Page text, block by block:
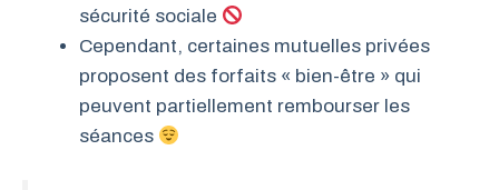
sécurité sociale
Cependant, certaines mutuelles privées
proposent des forfaits « bien-être » qui
peuvent partiellement rembourser les
séances